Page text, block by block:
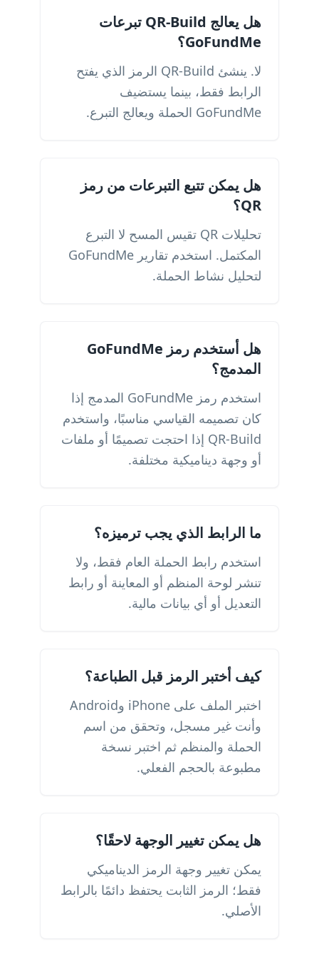
هل يعالج QR-Build تبرعات
GoFundMe؟
لا. ينشئ QR-Build الرمز الذي يفتح
الرابط فقط، بينما يستضيف
GoFundMe الحملة ويعالج التبرع.
هل يمكن تتبع التبرعات من رمز
QR؟
تحليلات QR تقيس المسح لا التبرع
المكتمل. استخدم تقارير GoFundMe
لتحليل نشاط الحملة.
هل أستخدم رمز GoFundMe
المدمج؟
استخدم رمز GoFundMe المدمج إذا
كان تصميمه القياسي مناسبًا، واستخدم
QR-Build إذا احتجت تصميمًا أو ملفات
أو وجهة ديناميكية مختلفة.
ما الرابط الذي يجب ترميزه؟
استخدم رابط الحملة العام فقط، ولا
تنشر لوحة المنظم أو المعاينة أو رابط
التعديل أو أي بيانات مالية.
كيف أختبر الرمز قبل الطباعة؟
اختبر الملف على iPhone وAndroid
وأنت غير مسجل، وتحقق من اسم
الحملة والمنظم ثم اختبر نسخة
مطبوعة بالحجم الفعلي.
هل يمكن تغيير الوجهة لاحقًا؟
يمكن تغيير وجهة الرمز الديناميكي
فقط؛ الرمز الثابت يحتفظ دائمًا بالرابط
الأصلي.